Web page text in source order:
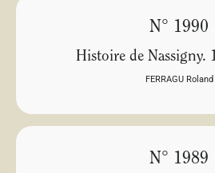
N° 1990
Histoire de Nassigny.
FERRAGU Roland
N° 1989